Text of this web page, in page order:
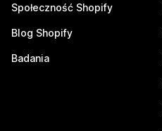
Społeczność Shopify
Blog Shopify
Badania